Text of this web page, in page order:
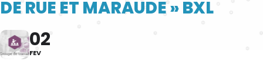
DE RUE ET MARAUDE » BXL
02
FEV